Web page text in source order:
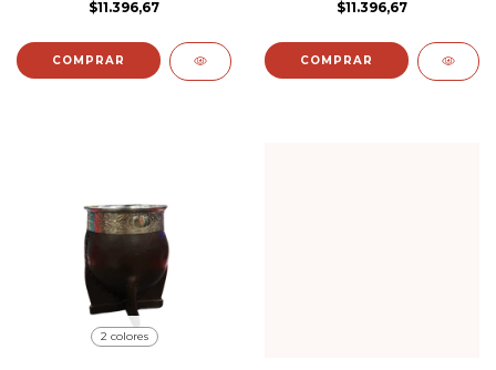
$11.396,67 $11.396,67
2 colores